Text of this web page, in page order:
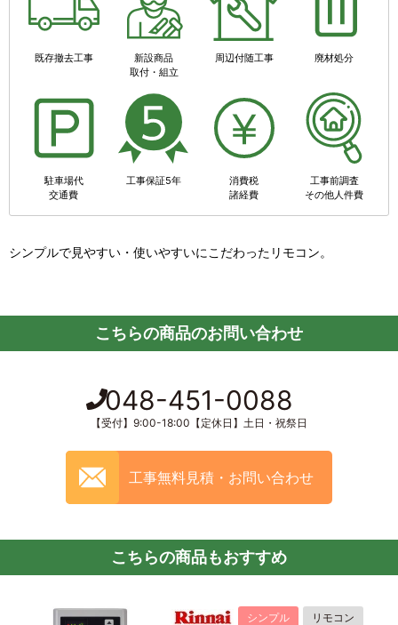
既存撤去工事
新設商品
取付・組立
周辺付随工事 廃材処分
駐車場代
交通費
工事保証5年
消費税
諸経費
工事前調査
その他人件費
シンプルで見やすい・使いやすいにこだわったリモコン。
こちらの商品のお問い合わせ
048-451-0088
【受付】9:00-18:00【定休日】土日・祝祭日
工事無料見積・お問い合わせ
こちらの商品もおすすめ
シンプル リモコン